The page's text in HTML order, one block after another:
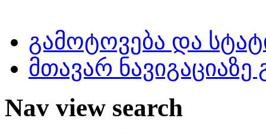
გამოტოვება და
მთავარ
Nav view search